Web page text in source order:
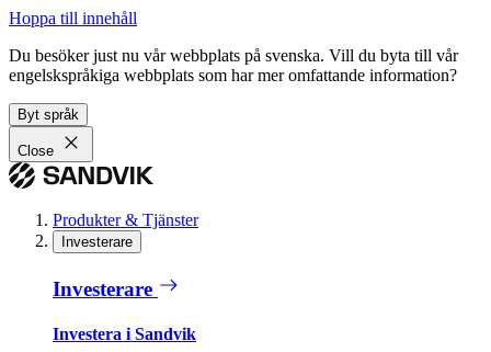
Hoppa till innehåll
Du besöker just nu vår webbplats på svenska. Vill du byta till vår
engelskspråkiga webbplats som har mer omfattande information?
Byt språk
Close
Produkter & Tjänster
Investerare
Investerare
Investera i Sandvik